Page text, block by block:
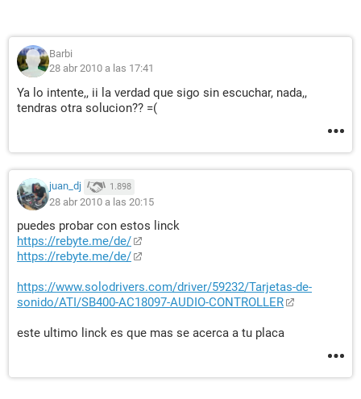
Barbi
28 abr 2010 a las 17:41
Ya lo intente,, ii la verdad que sigo sin escuchar, nada,,
tendras otra solucion?? =(
juan_dj 1.898
28 abr 2010 a las 20:15
puedes probar con estos linck
https://rebyte.me/de/
https://rebyte.me/de/
https://www.solodrivers.com/driver/59232/Tarjetas-de-
sonido/ATI/SB400-AC18097-AUDIO-CONTROLLER
este ultimo linck es que mas se acerca a tu placa